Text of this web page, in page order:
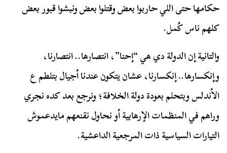
حكامها حتى اللي حاربوا بعض وقتلوا بعض ونبشوا قبور بعض
كلهم ناس كُمل.
والتانية إن الدولة دي هي “إحنا”، انتصارها.. انتصارنا،
وإنكسارها.. إنكسارنا، عشان يتكون عندنا أجيال بتلطم ع
الأندلس وبتحلم بعودة دولة الخلافة؛ ونرجع بعد كده نجري
وراهم في المنظمات الإرهابية أو نحاول نقنعهم مايدعموش
التيارات السياسية ذات المرجعية الداعشية.